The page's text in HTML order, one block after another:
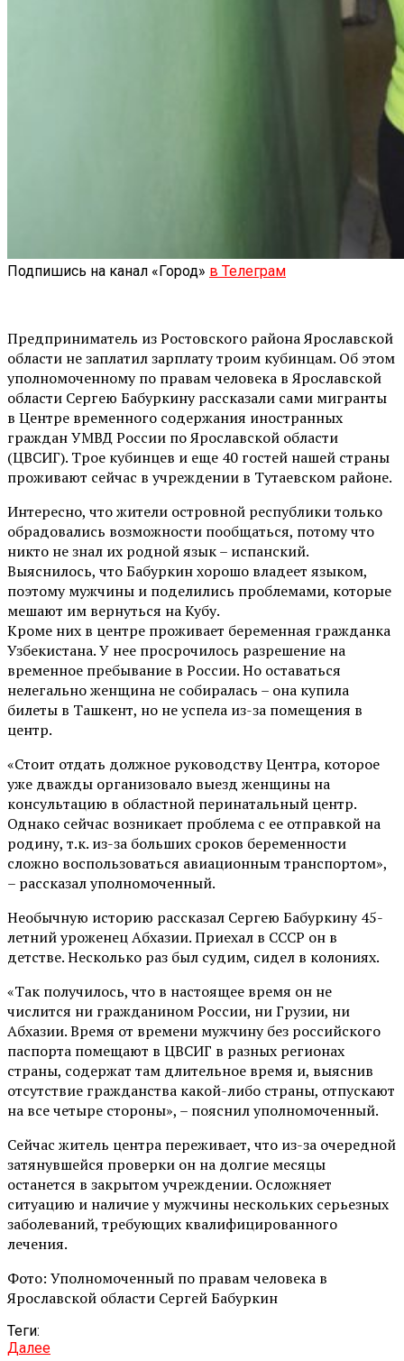
Подпишись на канал «Город» в Телеграм
Предприниматель из Ростовского района Ярославской
области не заплатил зарплату троим кубинцам. Об этом
уполномоченному по правам человека в Ярославской
области Сергею Бабуркину рассказали сами мигранты
в Центре временного содержания иностранных
граждан УМВД России по Ярославской области
(ЦВСИГ). Трое кубинцев и еще 40 гостей нашей страны
проживают сейчас в учреждении в Тутаевском районе.
Интересно, что жители островной республики только
обрадовались возможности пообщаться, потому что
никто не знал их родной язык – испанский.
Выяснилось, что Бабуркин хорошо владеет языком,
поэтому мужчины и поделились проблемами, которые
мешают им вернуться на Кубу.
Кроме них в центре проживает беременная гражданка
Узбекистана. У нее просрочилось разрешение на
временное пребывание в России. Но оставаться
нелегально женщина не собиралась – она купила
билеты в Ташкент, но не успела из-за помещения в
центр.
«Стоит отдать должное руководству Центра, которое
уже дважды организовало выезд женщины на
консультацию в областной перинатальный центр.
Однако сейчас возникает проблема с ее отправкой на
родину, т.к. из-за больших сроков беременности
сложно воспользоваться авиационным транспортом»,
– рассказал уполномоченный.
Необычную историю рассказал Сергею Бабуркину 45-
летний уроженец Абхазии. Приехал в СССР он в
детстве. Несколько раз был судим, сидел в колониях.
«Так получилось, что в настоящее время он не
числится ни гражданином России, ни Грузии, ни
Абхазии. Время от времени мужчину без российского
паспорта помещают в ЦВСИГ в разных регионах
страны, содержат там длительное время и, выяснив
отсутствие гражданства какой-либо страны, отпускают
на все четыре стороны», – пояснил уполномоченный.
Сейчас житель центра переживает, что из-за очередной
затянувшейся проверки он на долгие месяцы
останется в закрытом учреждении. Осложняет
ситуацию и наличие у мужчины нескольких серьезных
заболеваний, требующих квалифицированного
лечения.
Фото: Уполномоченный по правам человека в
Ярославской области Сергей Бабуркин
Теги:
Далее